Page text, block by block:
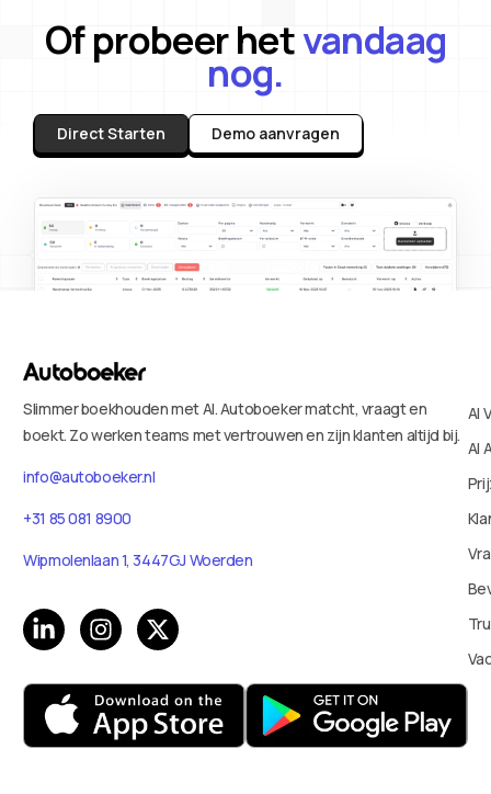
Of probeer hetvandaag
nog.
Direct Starten Demo aanvragen
Slimmer boekhouden met AI. Autoboeker matcht, vraagt en
boekt. Zo werken teams met vertrouwen en zijn klanten altijd bij.
info@autoboeker.nl
+31 85 081 8900
Wipmolenlaan 1, 3447GJ Woerden
AI
AI